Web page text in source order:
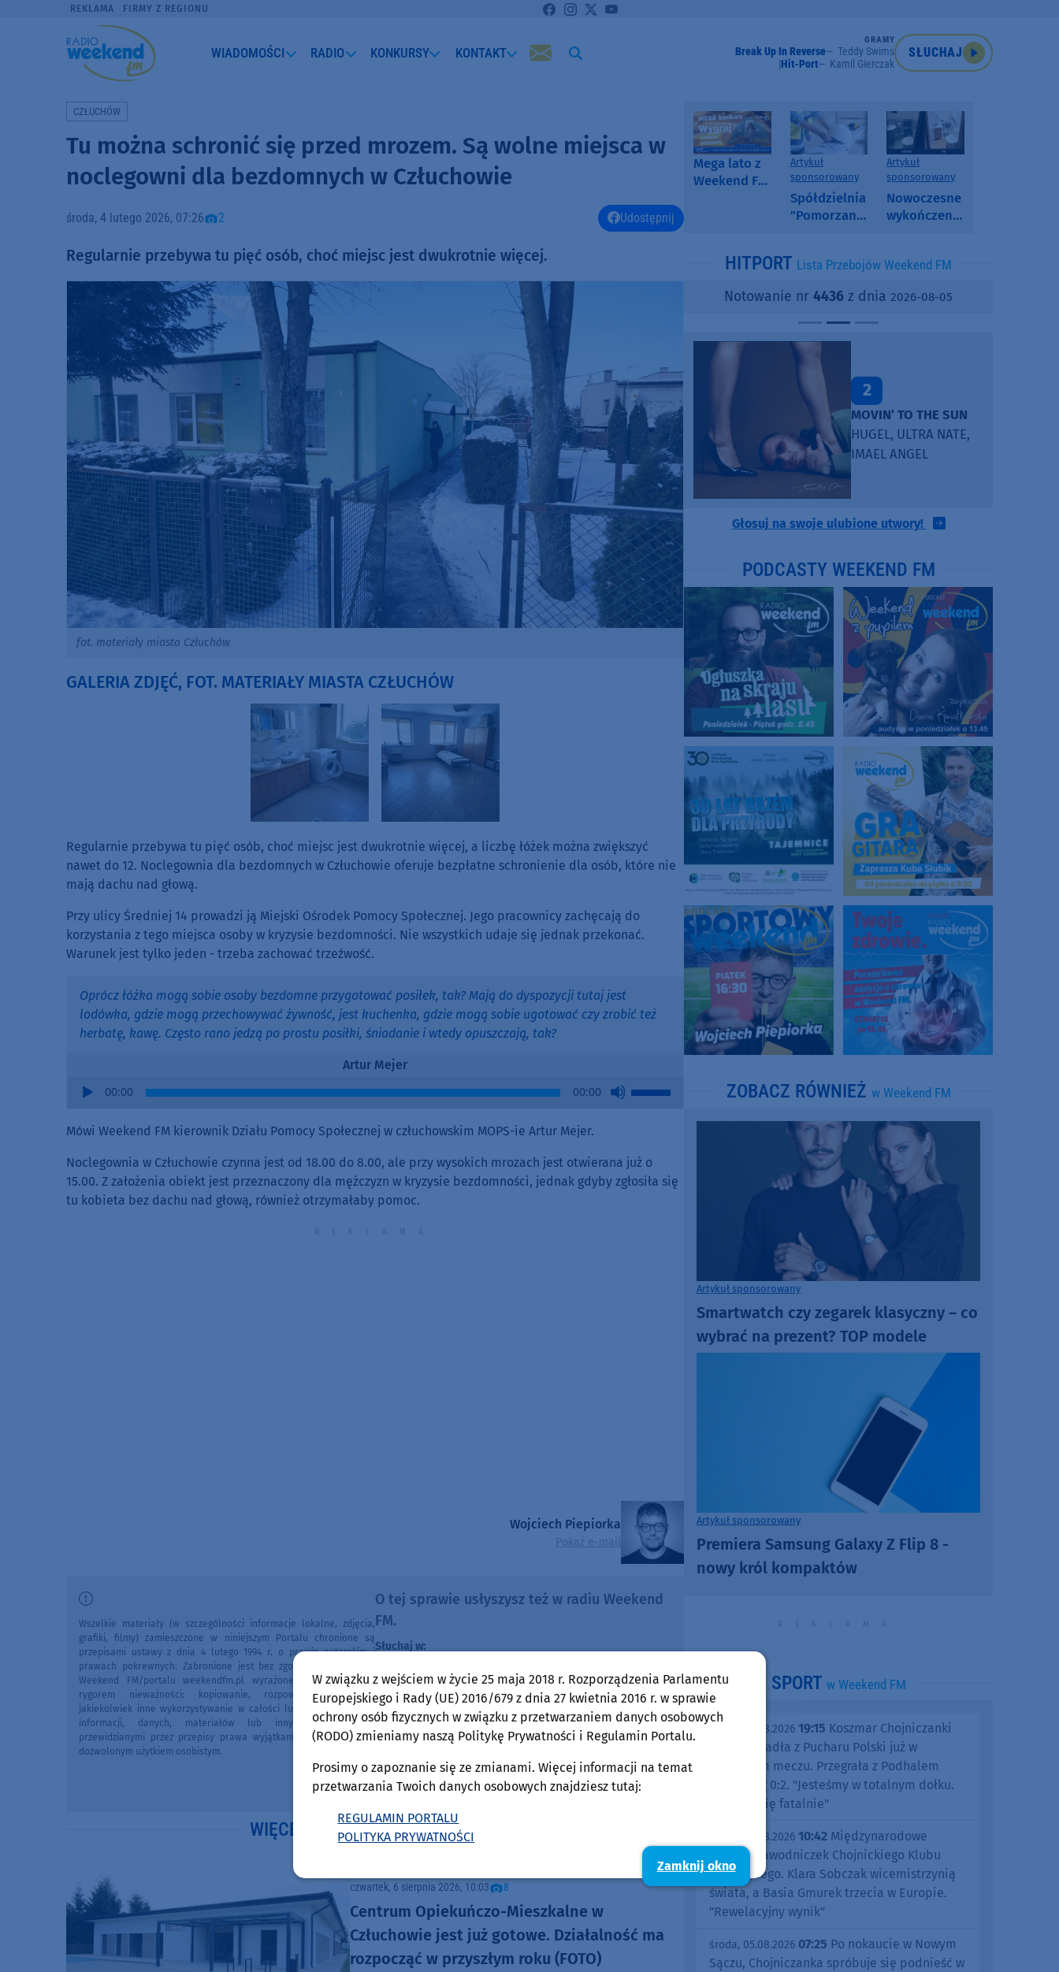
REKLAMA FIRMY Z REGIONU
WIADOMOŚCI RADIO KONKURSY KONTAKT
GRAMY
Break Up In Reverse
Teddy Swims
Hit-Port
Kamil Gierczak
SŁUCHAJ
CZŁUCHÓW
Tu można schronić się przed mrozem. Są wolne miejsca w
noclegowni dla bezdomnych w Człuchowie
środa, 4 lutego 2026, 07:26 2 Udostępnij
Regularnie przebywa tu pięć osób, choć miejsc jest dwukrotnie więcej.
fot. materiały miasta Człuchów
GALERIA ZDJĘĆ, FOT. MATERIAŁY MIASTA CZŁUCHÓW
Regularnie przebywa tu pięć osób, choć miejsc jest dwukrotnie więcej, a liczbę łóżek można zwiększyć
nawet do 12. Noclegownia dla bezdomnych w Człuchowie oferuje bezpłatne schronienie dla osób, które nie
mają dachu nad głową.
Przy ulicy Średniej 14 prowadzi ją Miejski Ośrodek Pomocy Społecznej. Jego pracownicy zachęcają do
korzystania z tego miejsca osoby w kryzysie bezdomności. Nie wszystkich udaje się jednak przekonać.
Warunek jest tylko jeden - trzeba zachować trzeźwość.
Oprócz łóżka mogą sobie osoby bezdomne przygotować posiłek, tak? Mają do dyspozycji tutaj jest
lodówka, gdzie mogą przechowywać żywność, jest kuchenka, gdzie mogą sobie ugotować czy zrobić też
herbatę, kawę. Często rano jedzą po prostu posiłki, śniadanie i wtedy opuszczają, tak?
Artur Mejer
Audio
00:00 00:00
Use
to
increase
Mówi Weekend FM kierownik Działu Pomocy Społecznej w człuchowskim MOPS-ie Artur Mejer.
Noclegownia w Człuchowie czynna jest od 18.00 do 8.00, ale przy wysokich mrozach jest otwierana już o
15.00. Z założenia obiekt jest przeznaczony dla mężczyzn w kryzysie bezdomności, jednak gdyby zgłosiła się
tu kobieta bez dachu nad głową, również otrzymałaby pomoc.
Wojciech Piepiorka
Pokaż e-mail
O tej sprawie usłyszysz też w radiu Weekend
FM.
Słuchaj w:
STAROGARDZIE GDAŃSKIM NA90,9 FM
KOŚCIERZYNIE NA91,7 FM
SĘPÓLNIE KRAJEŃSKIM NA92,6 FM
CHOJNICACH, CZŁUCHOWIE I TUCHOLI NA99,30 FM
BYTOWIE NA105,8 FM
Wszelkie materiały (w szczególności informacje lokalne, zdjęcia,
grafiki, filmy) zamieszczone w niniejszym Portalu chronione są
przepisami ustawy z dnia 4 lutego 1994 r. o prawie autorskim i
prawach pokrewnych. Zabronione jest bez zgody Redakcji Radia
Weekend FM/portalu weekendfm.pl wyrażonej na piśmie pod
rygorem nieważności: kopiowanie, rozpowszechnianie lub
jakiekolwiek inne wykorzystywanie w całości lub we fragmentach
informacji, danych, materiałów lub innych treści poza
przewidzianymi przez przepisy prawa wyjątkami, w szczególności
dozwolonym użytkiem osobistym.
WIĘCEJ WIADOMOŚCIw Weekend FM
czwartek, 6 sierpnia 2026, 10:03 8
Centrum Opiekuńczo-Mieszkalne w
Człuchowie jest już gotowe. Działalność ma
rozpocząć w przyszłym roku (FOTO)
Mega lato z
Weekend FM
Artykuł
sponsorowany
Spółdzielnia
"Pomorzanka"
informuje o
i ofertach
najmu
Artykuł
sponsorowany
Nowoczesne
wykończenia
SPC, WPC i
kamienny
HITPORT Lista Przebojów Weekend FM
Notowanie nr 4436 z dnia 2026-08-05
2
MOVIN’ TO THE SUN
HUGEL, ULTRA NATE,
IMAEL ANGEL
Głosuj na swoje ulubione utwory!
PODCASTY WEEKEND FM
ZOBACZ RÓWNIEŻ w Weekend FM
Artykuł sponsorowany
Smartwatch czy zegarek klasyczny – co
wybrać na prezent? TOP modele
Artykuł sponsorowany
Premiera Samsung Galaxy Z Flip 8 -
nowy król kompaktów
SPORT w Weekend FM
środa, 05.08.2026 19:15 Koszmar Chojniczanki
trwa. Odpadła z Pucharu Polski już w
pierwszym meczu. Przegrała z Podhalem
Nowy Targ 0:2. "Jesteśmy w totalnym dołku.
Czujemy się fatalnie"
środa, 05.08.2026 10:42 Międzynarodowe
sukcesy zawodniczek Chojnickiego Klubu
Żeglarskiego. Klara Sobczak wicemistrzynią
świata, a Basia Gmurek trzecia w Europie.
"Rewelacyjny wynik"
środa, 05.08.2026 07:25 Po nokaucie w Nowym
Sączu, Chojniczanka spróbuje się podnieść w
W związku z wejściem w życie 25 maja 2018 r. Rozporządzenia Parlamentu
Europejskiego i Rady (UE) 2016/679 z dnia 27 kwietnia 2016 r. w sprawie
ochrony osób fizycznych w związku z przetwarzaniem danych osobowych
(RODO) zmieniamy naszą Politykę Prywatności i Regulamin Portalu.
Prosimy o zapoznanie się ze zmianami. Więcej informacji na temat
przetwarzania Twoich danych osobowych znajdziesz tutaj:
REGULAMIN PORTALU
POLITYKA PRYWATNOŚCI
Zamknij okno